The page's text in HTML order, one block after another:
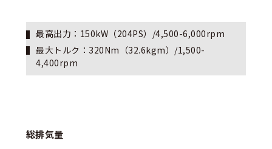
最高出力： 150kW（204PS）/4,500-6,000rpm
最大トルク： 320Nm（32.6kgm）/1,500-
4,400rpm
総排気量